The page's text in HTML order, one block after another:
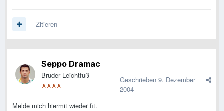
Zitieren
Seppo Dramac
Bruder Leichtfuß Geschrieben 9. Dezember
2004
Melde mich hiermit wieder fit.